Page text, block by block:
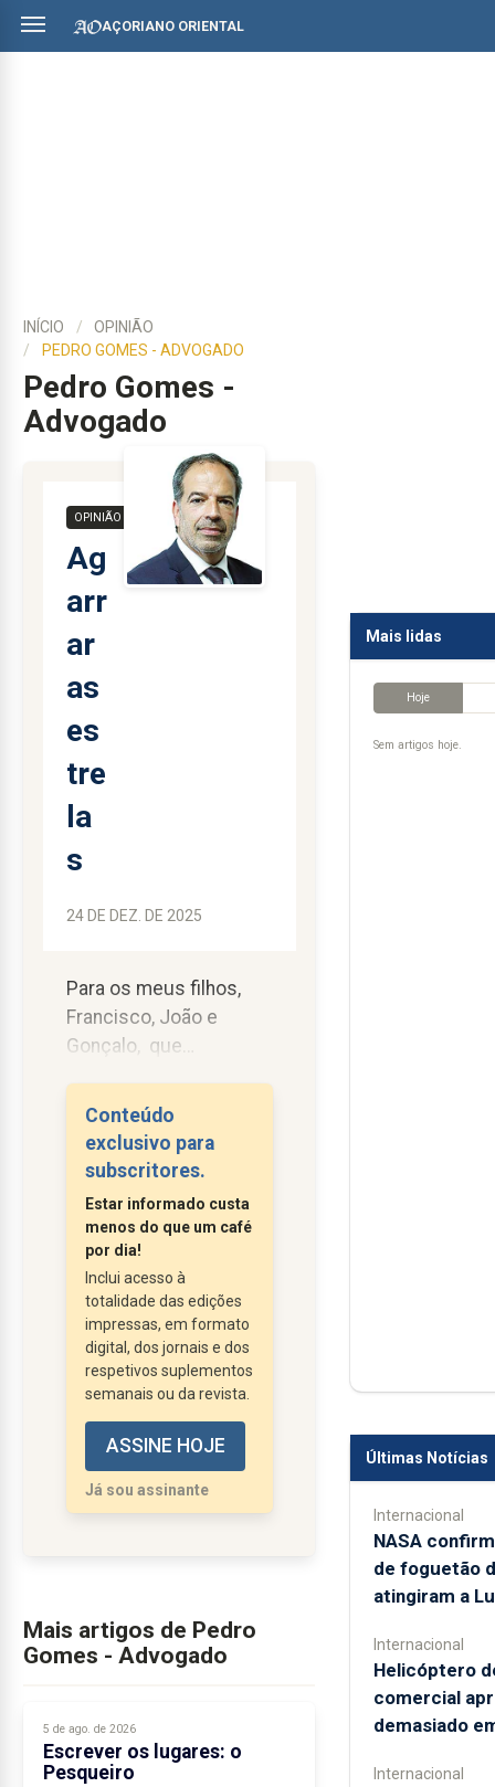
AÇORIANO ORIENTAL
INÍCIO
OPINIÃO
PEDRO GOMES - ADVOGADO
Pedro Gomes -
Advogado
OPINIÃO
Ag
arr
ar
as
es
tre
la
s
24 DE DEZ. DE 2025
Para os meus filhos,
Francisco, João e
Gonçalo, que
as estrelas.
Viajavam há semanas,
paragens para
descanso do corpo. A
incerteza tomava conta
dos homens. Ao longo
das semanas de
caminhada, alguns
desistiram, restando
apenas três homens,
que enfrentavam cada
dia com silêncios
profundos, de palavras
Conteúdo
exclusivo para
subscritores.
Estar informado custa
menos do que um café
por dia!
Inclui acesso à
totalidade das edições
impressas, em formato
digital, dos jornais e dos
respetivos suplementos
semanais ou da revista.
ASSINE HOJE
Já sou assinante
Mais artigos de Pedro
Gomes - Advogado
5 de ago. de 2026
Escrever os lugares: o
Pesqueiro
Mais lidas
Hoje
Sem artigos hoje.
Últimas Notícias
Internacional
NASA
de foguetão
atingiram a
Internacional
Helicóptero
comercial
demasiado
Internacional